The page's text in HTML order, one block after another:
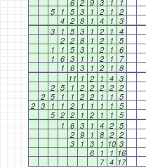
6 2 9 3 1
1
5
1 5 3 1 2 1 2
4 2 8 1 4 1 3
3
1 5 3 1 2 1 4
2 2 8 1 2 1 5
1
1 5 3 1 2 1 6
1 6 3 1 1 2 1
7
1 6 3 1 2 1 8
11 1 2 1 4 3
2 5 1 2 2 2 2 2
2 5 1 1 2 2 1 1 5
2 3 1 1 2 1 1 1 1 5
5 2 2 1 2 1 1 5
1 6 3 1 4 2 5
2 9 1 8 2 2
3
1 3 1 10 3
6
1 1 16
7 4 17